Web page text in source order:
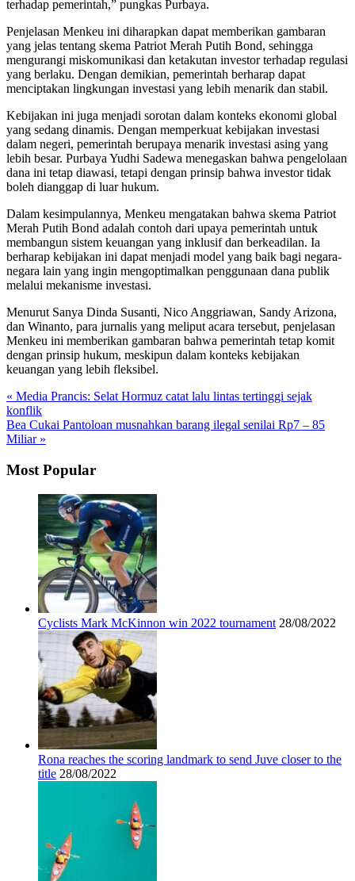
terhadap pemerintah,” pungkas Purbaya.
Penjelasan Menkeu ini diharapkan dapat memberikan gambaran
yang jelas tentang skema Patriot Merah Putih Bond, sehingga
mengurangi miskomunikasi dan ketakutan investor terhadap regulasi
yang berlaku. Dengan demikian, pemerintah berharap dapat
menciptakan lingkungan investasi yang lebih menarik dan stabil.
Kebijakan ini juga menjadi sorotan dalam konteks ekonomi global
yang sedang dinamis. Dengan memperkuat kebijakan investasi
dalam negeri, pemerintah berupaya menarik investasi asing yang
lebih besar. Purbaya Yudhi Sadewa menegaskan bahwa pengelolaan
dana ini tetap diawasi, tetapi dengan prinsip bahwa investor tidak
boleh dianggap di luar hukum.
Dalam kesimpulannya, Menkeu mengatakan bahwa skema Patriot
Merah Putih Bond adalah contoh dari upaya pemerintah untuk
membangun sistem keuangan yang inklusif dan berkeadilan. Ia
berharap kebijakan ini dapat menjadi model yang baik bagi negara-
negara lain yang ingin mengoptimalkan penggunaan dana publik
melalui mekanisme investasi.
Menurut Sanya Dinda Susanti, Nico Anggriawan, Sandy Arizona,
dan Winanto, para jurnalis yang meliput acara tersebut, penjelasan
Menkeu ini memberikan gambaran bahwa pemerintah tetap komit
dengan prinsip hukum, meskipun dalam konteks kebijakan
keuangan yang lebih fleksibel.
« Media Prancis: Selat Hormuz catat lalu lintas tertinggi sejak
konflik
Bea Cukai Pantoloan musnahkan barang ilegal senilai Rp7 – 85
Miliar »
Most Popular
Cyclists Mark McKinnon win 2022 tournament 28/08/2022
Rona reaches the scoring landmark to send Juve closer to the
title 28/08/2022